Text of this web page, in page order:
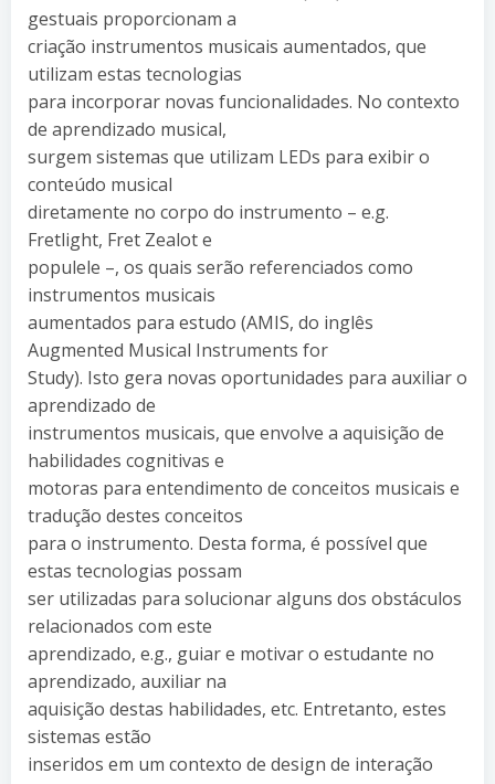
gestuais proporcionam a
criação instrumentos musicais aumentados, que
utilizam estas tecnologias
para incorporar novas funcionalidades. No contexto
de aprendizado musical,
surgem sistemas que utilizam LEDs para exibir o
conteúdo musical
diretamente no corpo do instrumento – e.g.
Fretlight, Fret Zealot e
populele –, os quais serão referenciados como
instrumentos musicais
aumentados para estudo (AMIS, do inglês
Augmented Musical Instruments for
Study). Isto gera novas oportunidades para auxiliar o
aprendizado de
instrumentos musicais, que envolve a aquisição de
habilidades cognitivas e
motoras para entendimento de conceitos musicais e
tradução destes conceitos
para o instrumento. Desta forma, é possível que
estas tecnologias possam
ser utilizadas para solucionar alguns dos obstáculos
relacionados com este
aprendizado, e.g., guiar e motivar o estudante no
aprendizado, auxiliar na
aquisição destas habilidades, etc. Entretanto, estes
sistemas estão
inseridos em um contexto de design de interação